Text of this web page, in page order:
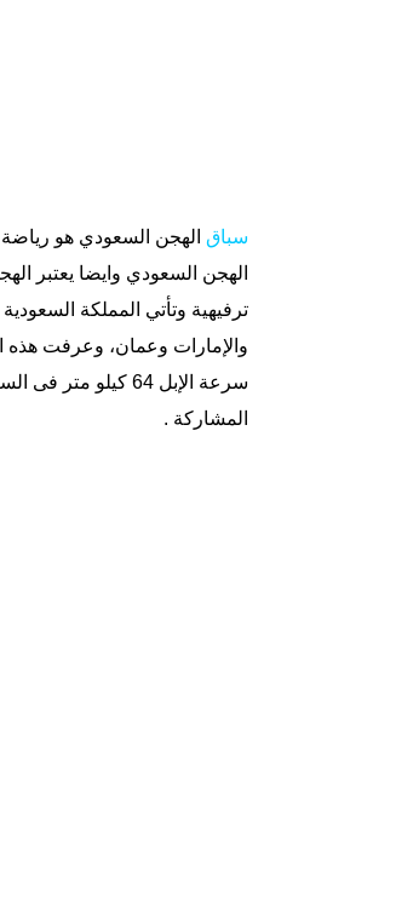
سباق الهجن السعودي هو
الهجن السعودي وايضا يعتبر
ترفيهية وتأتي المملكة
والإمارات وعمان، وعرفت هذه
سرعة الإبل 64
المشاركة .